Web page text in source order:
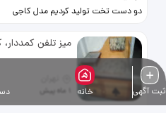
ثبت آگهی خانه
دو دست تخت تولید کردیم مدل کاجی
و بدون تشک قیمت توافقی
میز تلفن